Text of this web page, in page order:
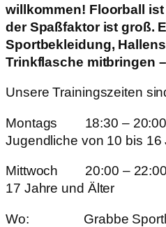
willkommen! Floorball
der Spaßfaktor ist groß.
Sportbekleidung,
Trinkflasche mitbringen
Unsere Trainingszeiten
Montags 18:30 –
Jugendliche von 10 bis 16
Mittwoch 20:00 –
17 Jahre und Älter
Wo: Grabbe